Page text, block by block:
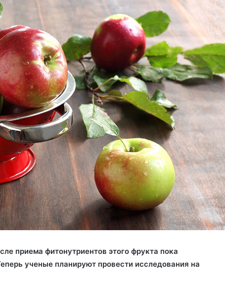
приема фитонутриентов этого фрукта пока
ученые планируют провести исследования на